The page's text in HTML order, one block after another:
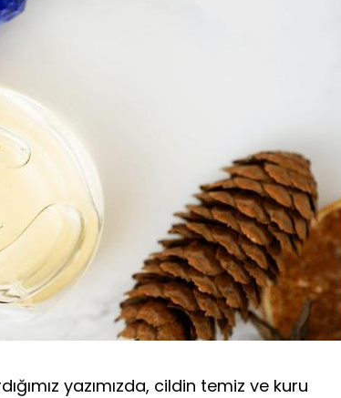
yazımızda, cildin temiz ve kuru